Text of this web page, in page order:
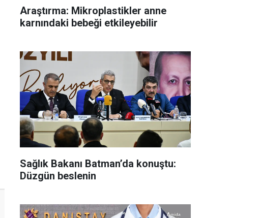
Araştırma: Mikroplastikler anne
karnındaki bebeği etkileyebilir
Sağlık Bakanı Batman’da konuştu:
Düzgün beslenin